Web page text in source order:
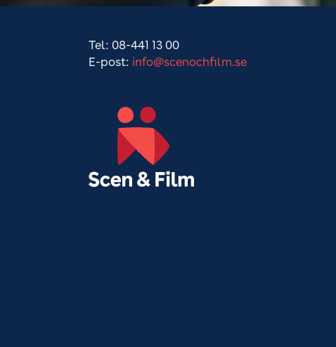
Tel: 08-441 13 00
E-post: info@scenochfilm.se